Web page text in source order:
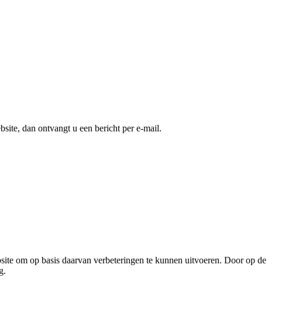
dan ontvangt u een bericht per e-mail.
om op basis daarvan verbeteringen te kunnen uitvoeren. Door op de